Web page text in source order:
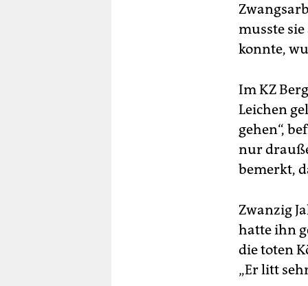
musste
konnte,
Im KZ
Leichen
gehen“,
nur
bemerkt,
Zwanzig
hatte ihn
die toten
„Er litt